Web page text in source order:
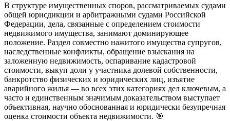
В структуре имущественных споров, рассматриваемых судами
общей юрисдикции и арбитражными судами Российской
Федерации, дела, связанные с определением стоимости
недвижимого имущества, занимают доминирующее
положение. Раздел совместно нажитого имущества супругов,
наследственные конфликты, обращение взыскания на
заложенную недвижимость, оспаривание кадастровой
стоимости, выкуп доли у участника долевой собственности,
банкротство физических и юридических лиц, изъятие
аварийного жилья — во всех этих категориях дел ключевым, а
часто и единственным значимым доказательством выступает
объективная, научно обоснованная и юридически безупречная
оценка стоимости объекта недвижимости. 🎯